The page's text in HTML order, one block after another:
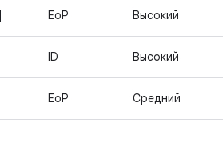
EoP Высокий
ID Высокий
EoP Средний